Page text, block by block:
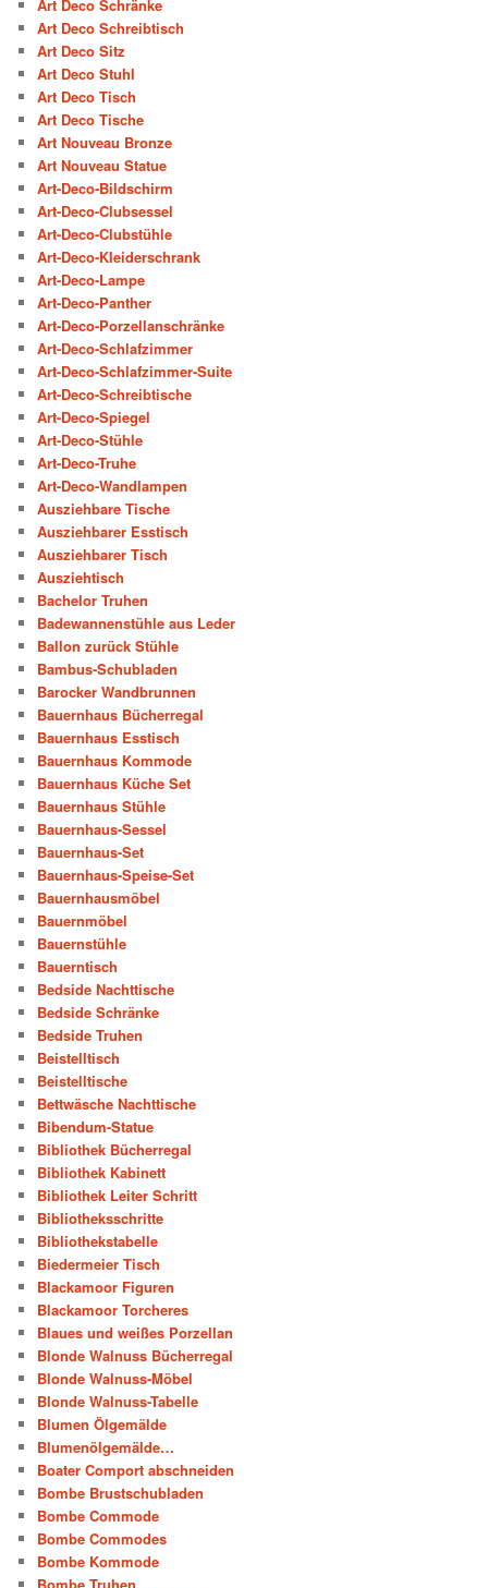
Art Deco Schränke
Art Deco Schreibtisch
Art Deco Sitz
Art Deco Stuhl
Art Deco Tisch
Art Deco Tische
Art Nouveau Bronze
Art Nouveau Statue
Art-Deco-Bildschirm
Art-Deco-Clubsessel
Art-Deco-Clubstühle
Art-Deco-Kleiderschrank
Art-Deco-Lampe
Art-Deco-Panther
Art-Deco-Porzellanschränke
Art-Deco-Schlafzimmer
Art-Deco-Schlafzimmer-Suite
Art-Deco-Schreibtische
Art-Deco-Spiegel
Art-Deco-Stühle
Art-Deco-Truhe
Art-Deco-Wandlampen
Ausziehbare Tische
Ausziehbarer Esstisch
Ausziehbarer Tisch
Ausziehtisch
Bachelor Truhen
Badewannenstühle aus Leder
Ballon zurück Stühle
Bambus-Schubladen
Barocker Wandbrunnen
Bauernhaus Bücherregal
Bauernhaus Esstisch
Bauernhaus Kommode
Bauernhaus Küche Set
Bauernhaus Stühle
Bauernhaus-Sessel
Bauernhaus-Set
Bauernhaus-Speise-Set
Bauernhausmöbel
Bauernmöbel
Bauernstühle
Bauerntisch
Bedside Nachttische
Bedside Schränke
Bedside Truhen
Beistelltisch
Beistelltische
Bettwäsche Nachttische
Bibendum-Statue
Bibliothek Bücherregal
Bibliothek Kabinett
Bibliothek Leiter Schritt
Bibliotheksschritte
Bibliothekstabelle
Biedermeier Tisch
Blackamoor Figuren
Blackamoor Torcheres
Blaues und weißes Porzellan
Blonde Walnuss Bücherregal
Blonde Walnuss-Möbel
Blonde Walnuss-Tabelle
Blumen Ölgemälde
Blumenölgemälde…
Boater Comport abschneiden
Bombe Brustschubladen
Bombe Commode
Bombe Commodes
Bombe Kommode
Bombe Truhen